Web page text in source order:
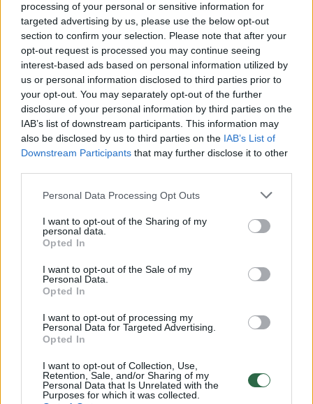
processing of your personal or sensitive information for
targeted advertising by us, please use the below opt-out
section to confirm your selection. Please note that after your
opt-out request is processed you may continue seeing
interest-based ads based on personal information utilized by
us or personal information disclosed to third parties prior to
your opt-out. You may separately opt-out of the further
disclosure of your personal information by third parties on the
IAB’s list of downstream participants. This information may
also be disclosed by us to third parties on the IAB’s List of
Downstream Participants that may further disclose it to other
Personal Data Processing Opt Outs
I want to opt-out of the Sharing of my
personal data.
Opted In
I want to opt-out of the Sale of my
Personal Data.
Opted In
I want to opt-out of processing my
Personal Data for Targeted Advertising.
Opted In
I want to opt-out of Collection, Use,
Retention, Sale, and/or Sharing of my
Personal Data that Is Unrelated with the
Purposes for which it was collected.
00:43:08
Ant bangos 2019-04-17
Laidos Ant bangos
00:43:01
Ant bangos 2019-04-10
00:01:34
pykstasi su Ž. Žvaguliu
Žinios | Gyvenimo būdas
Gabrielė Rutkauskienė-Vasha atskleidė, kodėl taip ilgai
tylėjo apie skyrybas su vyru
ką valgė
Žinios | Gyvenimo būdas